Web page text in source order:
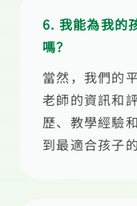
6. 我能為我的
嗎？
當然，我們的
老師的資訊和
歷、教學經驗
到最適合孩子